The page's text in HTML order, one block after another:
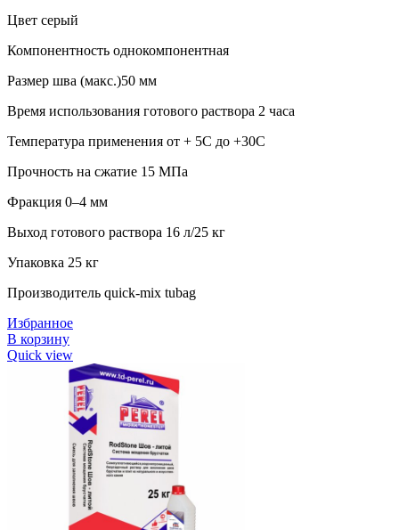
Цвет серый
Компонентность однокомпонентная
Размер шва (макс.)50 мм
Время использования готового раствора 2 часа
Температура применения от + 5С до +30С
Прочность на сжатие 15 МПа
Фракция 0–4 мм
Выход готового раствора 16 л/25 кг
Упаковка 25 кг
Производитель quick-mix tubag
Избранное
В корзину
Quick view